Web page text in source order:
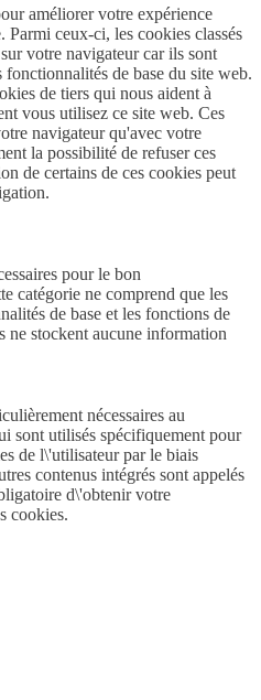
améliorer votre expérience
Parmi ceux-ci, les cookies classés
votre navigateur car ils sont
de base du site web.
de tiers qui nous aident à
vous utilisez ce site web. Ces
navigateur qu'avec votre
la possibilité de refuser ces
de certains de ces cookies peut
pour le bon
catégorie ne comprend que les
de base et les fonctions de
ne stockent aucune information
nécessaires au
sont utilisés spécifiquement pour
de l\'utilisateur par le biais
contenus intégrés sont appelés
d\'obtenir votre
cookies.